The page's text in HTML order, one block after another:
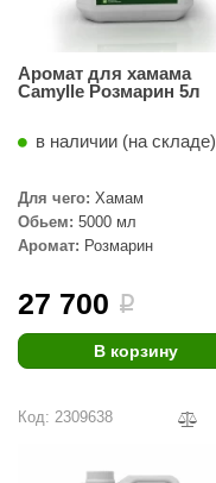
Аромат для хамама
Camylle Розмарин 5л
в наличии (на складе)
Для чего: Хамам
Обьем: 5000 мл
Аромат: Розмарин
27 700 i
В корзину
Код: 2309638